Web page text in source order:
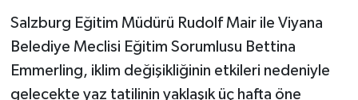
Salzburg Eğitim Müdürü Rudolf Mair ile Viyana
Belediye Meclisi Eğitim Sorumlusu Bettina
Emmerling, iklim değişikliğinin etkileri nedeniyle
gelecekte yaz tatilinin yaklaşık üç hafta öne